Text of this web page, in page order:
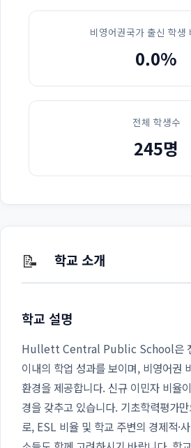
비영어권국가 출신 학생
0.0%
전체 학생수
245명
📝 학교 소개
학교 설명
Hullett Central Public School은
이내의 학업 성과를 보이며, 비영어권
환경을 제공합니다. 신규 이민자 비율
경을 갖추고 있습니다. 기초학력평가
로, ESL 비율 및 학교 주변의 경제적·